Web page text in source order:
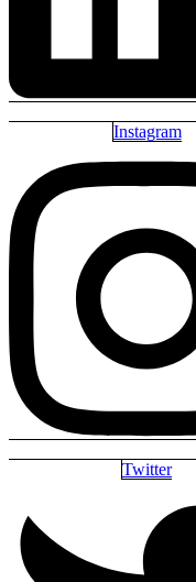
Instagram
Twitter